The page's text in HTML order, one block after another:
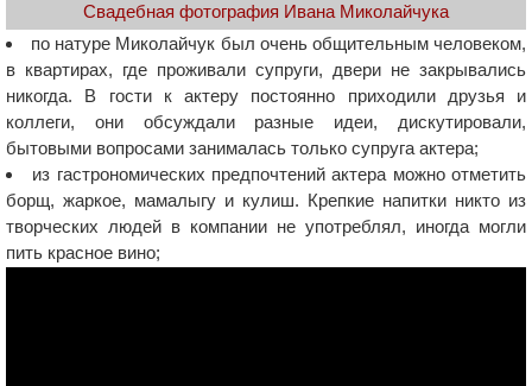
Свадебная фотография Ивана Миколайчука
по натуре Миколайчук был очень общительным человеком,
в квартирах, где проживали супруги, двери не закрывались
никогда. В гости к актеру постоянно приходили друзья и
коллеги, они обсуждали разные идеи, дискутировали,
бытовыми вопросами занималась только супруга актера;
из гастрономических предпочтений актера можно отметить
борщ, жаркое, мамалыгу и кулиш. Крепкие напитки никто из
творческих людей в компании не употреблял, иногда могли
пить красное вино;